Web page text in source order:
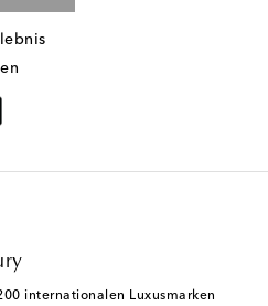
internationalen Luxusmarken